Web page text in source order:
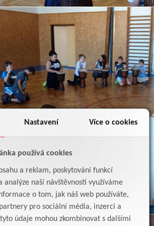
Nastavení Více o cookies
používá cookies
a reklam, poskytování funkcí
analýze naší návštěvnosti využíváme
o tom, jak náš web používáte,
pro sociální média, inzerci a
údaje mohou zkombinovat s dalšími